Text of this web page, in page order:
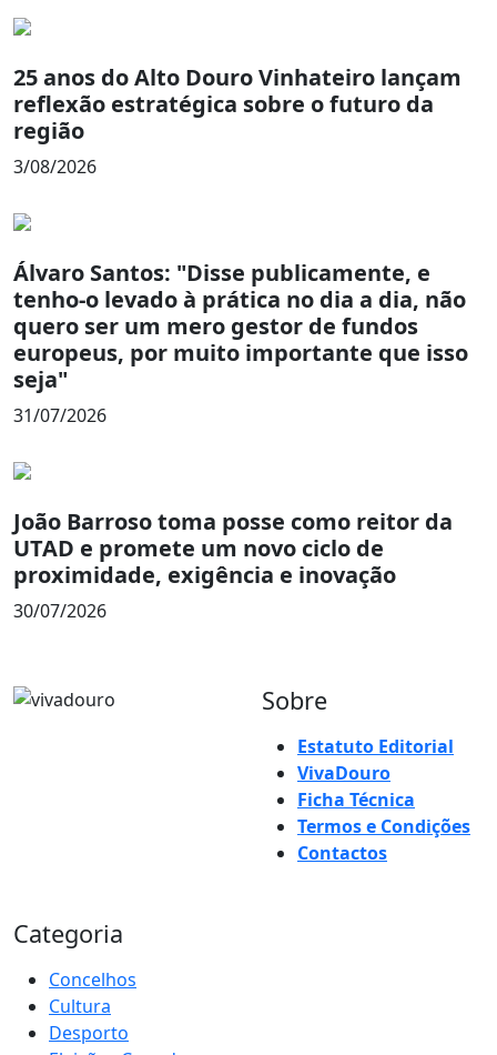
25 anos do Alto Douro Vinhateiro lançam
reflexão estratégica sobre o futuro da
região
3/08/2026
Álvaro Santos: "Disse publicamente, e
tenho-o levado à prática no dia a dia, não
quero ser um mero gestor de fundos
europeus, por muito importante que isso
seja"
31/07/2026
João Barroso toma posse como reitor da
UTAD e promete um novo ciclo de
proximidade, exigência e inovação
30/07/2026
Sobre
Estatuto Editorial
VivaDouro
Ficha Técnica
Termos e Condições
Contactos
Categoria
Concelhos
Cultura
Desporto